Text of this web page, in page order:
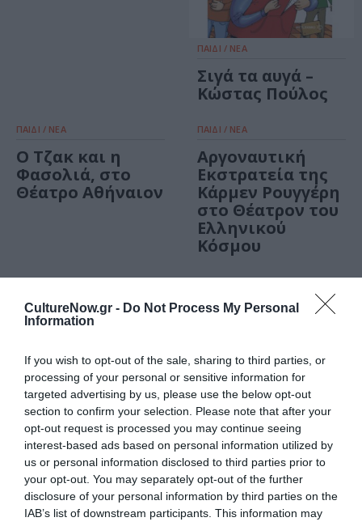
CultureNow.gr - Do Not Process My Personal
Information
If you wish to opt-out of the sale, sharing to third parties, or
processing of your personal or sensitive information for
targeted advertising by us, please use the below opt-out
section to confirm your selection. Please note that after your
opt-out request is processed you may continue seeing
interest-based ads based on personal information utilized by
us or personal information disclosed to third parties prior to
your opt-out. You may separately opt-out of the further
disclosure of your personal information by third parties on the
IAB’s list of downstream participants. This information may
ΠΑΙΔΙ / ΝΕΑ
Σιγά τα αυγά –
Κώστας Πούλος
ΠΑΙΔΙ / ΝΕΑ
Ο Τζακ και η
Φασολιά, στο
Θέατρο Αθήναιον
ΠΑΙΔΙ / ΝΕΑ
Αργοναυτική
Εκστρατεία της
Κάρμεν Ρουγγέρη
στο Θέατρον του
Ελληνικού
Κόσμου
ΠΑΙΔΙ / ΝΕΑ
Ο Μεγαλύτερος
Θησαυρός του
στο Ίδρυμα
Μιχάλης
Κακογιάννης
ΠΑΙΔΙ / ΝΕΑ
Όλιβερ Τουίστ,
Θεάτρου Τέχνης
Κάρολος Κουν
❮ Προηγούμενη 450 Επόμενη ❯